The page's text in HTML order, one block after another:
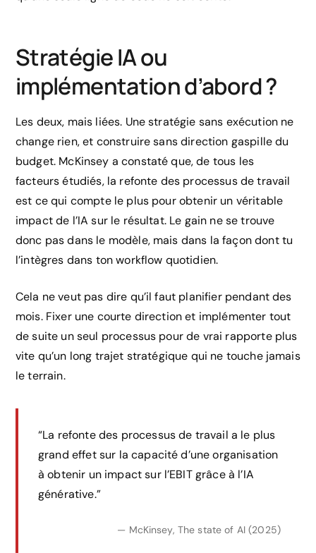
Stratégie IA ou
implémentation d’abord ?
Les deux, mais liées. Une stratégie sans exécution ne
change rien, et construire sans direction gaspille du
budget. McKinsey a constaté que, de tous les
facteurs étudiés, la refonte des processus de travail
est ce qui compte le plus pour obtenir un véritable
impact de l’IA sur le résultat. Le gain ne se trouve
donc pas dans le modèle, mais dans la façon dont tu
l’intègres dans ton workflow quotidien.
Cela ne veut pas dire qu’il faut planifier pendant des
mois. Fixer une courte direction et implémenter tout
de suite un seul processus pour de vrai rapporte plus
vite qu’un long trajet stratégique qui ne touche jamais
le terrain.
“La refonte des processus de travail a le plus
grand effet sur la capacité d’une organisation
à obtenir un impact sur l’EBIT grâce à l’IA
générative.”
— McKinsey, The state of AI (2025)